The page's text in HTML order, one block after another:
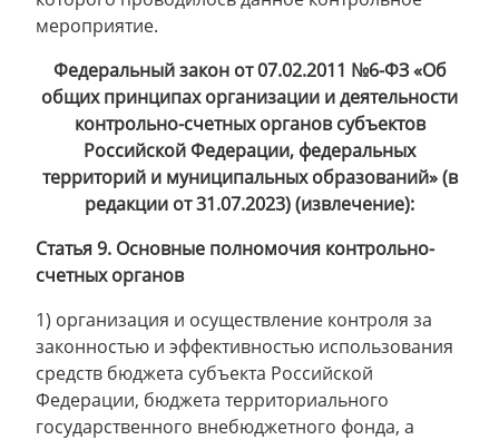
мероприятие.
Федеральный закон от 07.02.2011 №6-ФЗ «Об
общих принципах организации и деятельности
контрольно-счетных органов субъектов
Российской Федерации, федеральных
территорий и муниципальных образований» (в
редакции от 31.07.2023) (извлечение):
Статья 9. Основные полномочия контрольно-
счетных органов
1) организация и осуществление контроля за
законностью и эффективностью использования
средств бюджета субъекта Российской
Федерации, бюджета территориального
государственного внебюджетного фонда, а